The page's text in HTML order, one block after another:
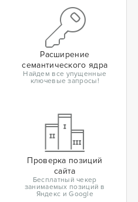
Расширение
семантического ядра
Найдем все упущенные
ключевые запросы!
Проверка позиций
сайта
Бесплатный чекер
занимаемых позиций в
Яндекс и Google